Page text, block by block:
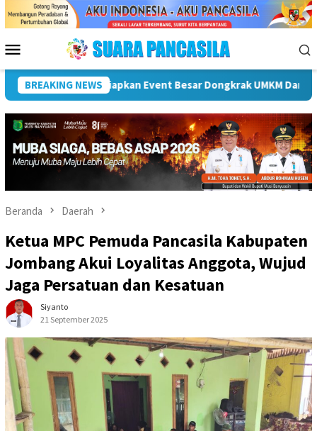
Menu
Mobile
BREAKING NEWS
Hendri Dukung Percepatan Penyaluran DAK Fisik Dan Dana
Beranda Daerah
Ketua MPC Pemuda Pancasila Kabupaten
Jombang Akui Loyalitas Anggota, Wujud
Jaga Persatuan dan Kesatuan
Siyanto
21 September 2025